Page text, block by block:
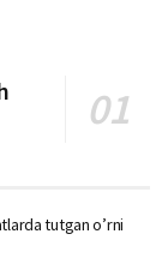
tutgan o’rni